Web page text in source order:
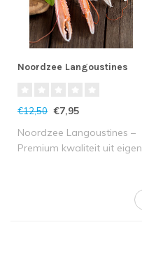
Noordzee Langoustines
€12,50 €7,95
Noordzee Langoustines –
Premium kwaliteit uit eigen